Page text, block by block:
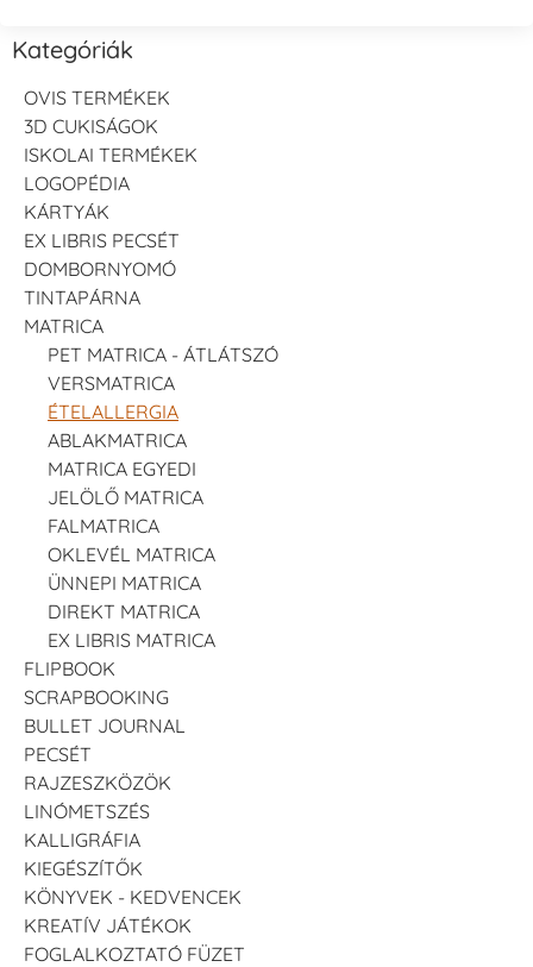
Kategóriák
OVIS TERMÉKEK
3D CUKISÁGOK
ISKOLAI TERMÉKEK
LOGOPÉDIA
KÁRTYÁK
EX LIBRIS PECSÉT
DOMBORNYOMÓ
TINTAPÁRNA
MATRICA
PET MATRICA - ÁTLÁTSZÓ
VERSMATRICA
ÉTELALLERGIA
ABLAKMATRICA
MATRICA EGYEDI
JELÖLŐ MATRICA
FALMATRICA
OKLEVÉL MATRICA
ÜNNEPI MATRICA
DIREKT MATRICA
EX LIBRIS MATRICA
FLIPBOOK
SCRAPBOOKING
BULLET JOURNAL
PECSÉT
RAJZESZKÖZÖK
LINÓMETSZÉS
KALLIGRÁFIA
KIEGÉSZÍTŐK
KÖNYVEK - KEDVENCEK
KREATÍV JÁTÉKOK
FOGLALKOZTATÓ FÜZET